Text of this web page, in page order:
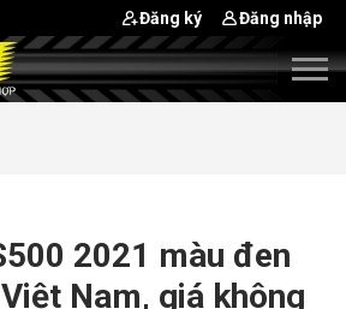
Đăng ký Đăng nhập
2021 màu đen
Nam, giá không